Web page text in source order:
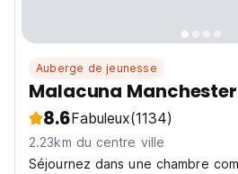
Auberge de jeunesse
Malacuna Manchester
8.6Fabuleux(1134)
2.23km du centre ville
Séjournez dans une chambre